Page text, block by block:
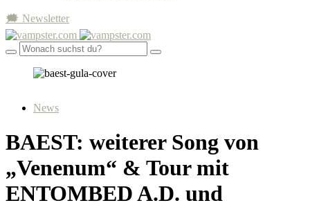
🗯 Newsletter
News
BAEST: weiterer Song von
„Venenum“ & Tour mit
ENTOMBED A.D. und